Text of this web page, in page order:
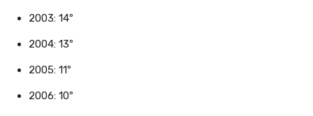
2003: 14º
2004: 13º
2005: 11º
2006: 10º